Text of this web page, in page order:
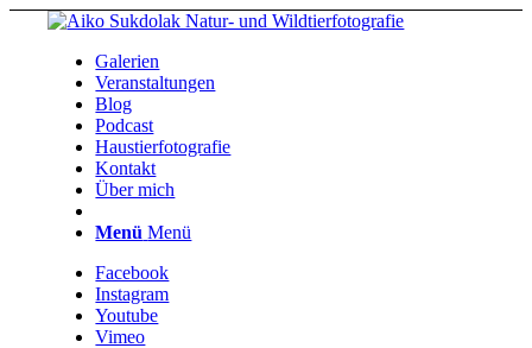
Galerien
Veranstaltungen
Blog
Podcast
Haustierfotografie
Kontakt
Über mich
Menü Menü
Facebook
Instagram
Youtube
Vimeo